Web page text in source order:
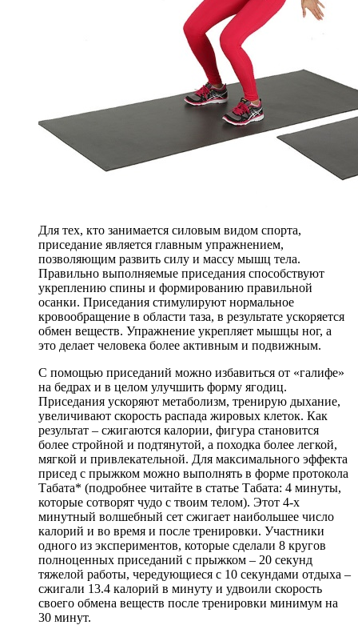
Для тех, кто занимается силовым видом спорта,
приседание является главным упражнением,
позволяющим развить силу и массу мышц тела.
Правильно выполняемые приседания способствуют
укреплению спины и формированию правильной
осанки. Приседания стимулируют нормальное
кровообращение в области таза, в результате ускоряется
обмен веществ. Упражнение укрепляет мышцы ног, а
это делает человека более активным и подвижным.
С помощью приседаний можно избавиться от «галифе»
на бедрах и в целом улучшить форму ягодиц.
Приседания ускоряют метаболизм, тренирую дыхание,
увеличивают скорость распада жировых клеток. Как
результат – сжигаются калории, фигура становится
более стройной и подтянутой, а походка более легкой,
мягкой и привлекательной. Для максимального эффекта
присед с прыжком можно выполнять в форме протокола
Табата* (подробнее читайте в статье Табата: 4 минуты,
которые сотворят чудо с твоим телом). Этот 4-х
минутный волшебный сет сжигает наибольшее число
калорий и во время и после тренировки. Участники
одного из экспериментов, которые сделали 8 кругов
полноценных приседаний с прыжком – 20 секунд
тяжелой работы, чередующиеся с 10 секундами отдыха –
сжигали 13.4 калорий в минуту и удвоили скорость
своего обмена веществ после тренировки минимум на
30 минут.